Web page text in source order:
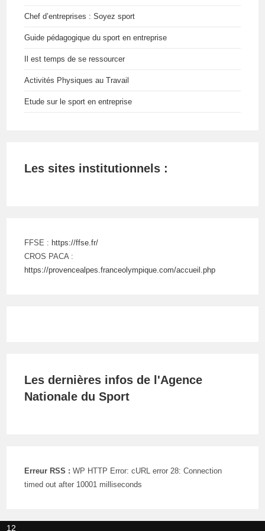
Chef d’entreprises : Soyez sport
Guide pédagogique du sport en entreprise
Il est temps de se ressourcer
Activités Physiques au Travail
Etude sur le sport en entreprise
Les sites institutionnels :
FFSE : https://ffse.fr/
CROS PACA :
https://provencealpes.franceolympique.com/accueil.php
Les dernières infos de l'Agence
Nationale du Sport
Erreur RSS : WP HTTP Error: cURL error 28: Connection
timed out after 10001 milliseconds
12